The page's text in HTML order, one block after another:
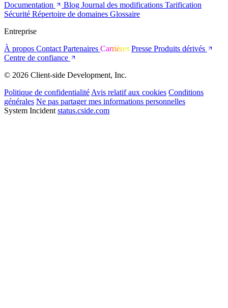
Documentation
Blog Journal des modifications Tarification
Sécurité Répertoire de domaines Glossaire
Entreprise
À propos Contact Partenaires Carrières Presse Produits dérivés
Centre de confiance
© 2026 Client-side Development, Inc.
Politique de confidentialité Avis relatif aux cookies Conditions
générales Ne pas partager mes informations personnelles
System Incident status.cside.com